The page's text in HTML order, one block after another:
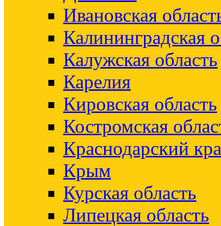
Ивановская
Калининградская
Калужская область
Карелия
Кировская область
Костромская
Краснодарский
Крым
Курская область
Липецкая область